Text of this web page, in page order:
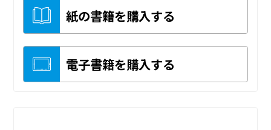
紙の書籍を購入する
電子書籍を購入する